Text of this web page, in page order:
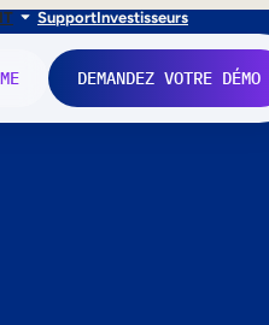
IT SupportInvestisseurs
DEMANDEZ VOTRE DÉMO